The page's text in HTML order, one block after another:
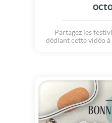
Partagez les
dédiant cette vidéo